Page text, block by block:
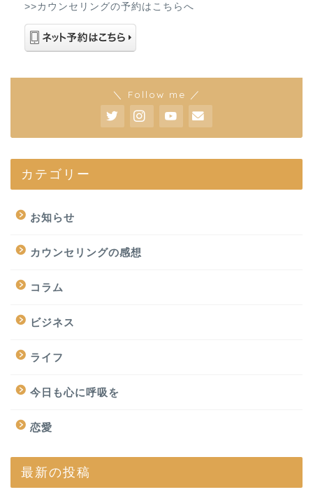
>>カウンセリングの予約はこちらへ
＼ Follow me ／
カテゴリー
お知らせ
カウンセリングの感想
コラム
ビジネス
ライフ
今日も心に呼吸を
恋愛
最新の投稿